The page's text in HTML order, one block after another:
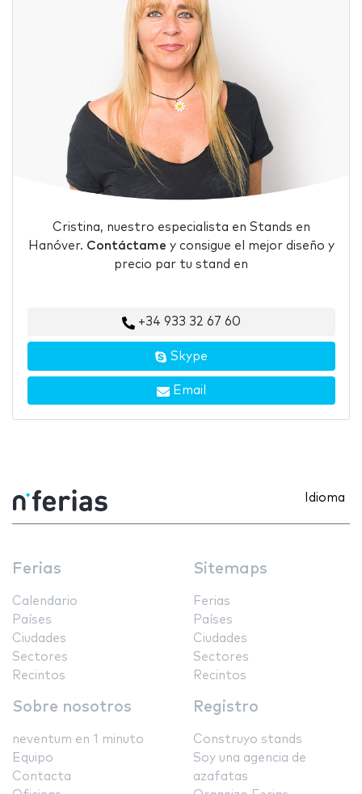
Cristina, nuestro especialista en Stands en
Hanóver. Contáctame y consigue el mejor diseño y
precio par tu stand en
+34 933 32 67 60
Skype
Email
Idioma
Ferias
Calendario
Países
Ciudades
Sectores
Recintos
Sitemaps
Ferias
Países
Ciudades
Sectores
Recintos
Sobre nosotros
neventum en 1 minuto
Equipo
Contacta
Registro
Construyo stands
Soy una agencia de
azafatas